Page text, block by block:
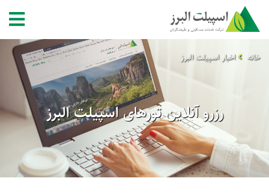
خانه اخبار اسپیلت البرز
رزرو آنلاین تورهای اسپیلت البرز